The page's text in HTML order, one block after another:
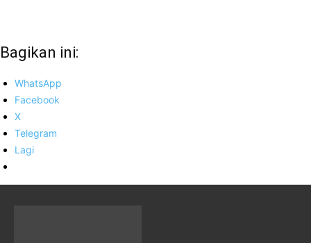
Bagikan ini:
WhatsApp
Facebook
X
Telegram
Lagi